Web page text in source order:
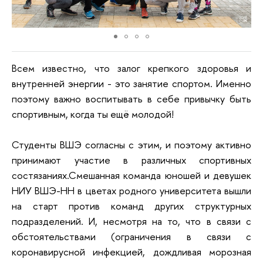
Всем известно, что залог крепкого здоровья и
внутренней энергии - это занятие спортом. Именно
поэтому важно воспитывать в себе привычку быть
спортивным, когда ты ещё молодой!
Студенты ВШЭ согласны с этим, и поэтому активно
принимают участие в различных спортивных
состязаниях.Смешанная команда юношей и девушек
НИУ ВШЭ-НН в цветах родного университета вышли
на старт против команд других структурных
подразделений. И, несмотря на то, что в связи с
обстоятельствами (ограничения в связи с
коронавирусной инфекцией, дождливая морозная